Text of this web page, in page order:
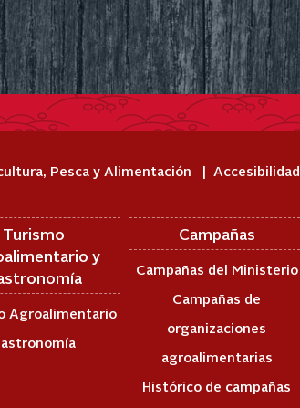
Pesca y Alimentación Accesibilidad
Turismo
y
Agroalimentario
Campañas
Campañas del Ministerio
Campañas de
organizaciones
agroalimentarias
Histórico de campañas